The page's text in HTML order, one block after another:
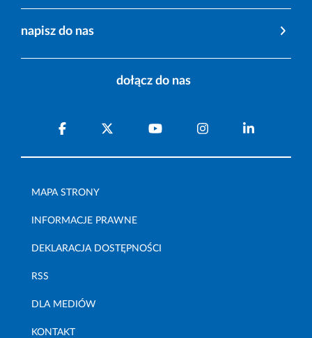
napisz do nas
dołącz do nas
MAPA STRONY
INFORMACJE PRAWNE
DEKLARACJA DOSTĘPNOŚCI
RSS
DLA MEDIÓW
KONTAKT